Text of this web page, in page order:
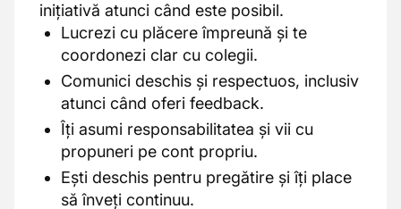
inițiativă atunci când este posibil.
Lucrezi cu plăcere împreună și te
coordonezi clar cu colegii.
Comunici deschis și respectuos, inclusiv
atunci când oferi feedback.
Îți asumi responsabilitatea și vii cu
propuneri pe cont propriu.
Ești deschis pentru pregătire și îți place
să înveți continuu.